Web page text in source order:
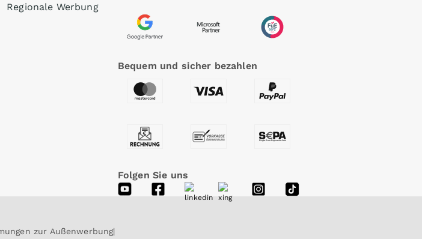
Regionale Werbung
Bequem und sicher bezahlen
Folgen Sie uns
zur Außenwerbung